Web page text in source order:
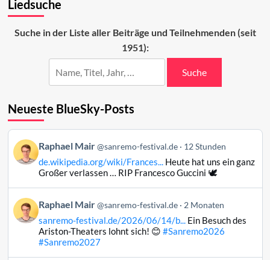
favorisierten
2024
Liedsuche
Suche in der Liste aller Beiträge und Teilnehmenden (seit
1951):
Suche
Neueste BlueSky-Posts
Beitrag
von
Raphael
Bluesky
ansehen
Raphael Mair @sanremo-festival.de 12 Stunden
de.wikipedia.org/wiki/Frances...Heute hat uns ein ganz
Großer verlassen … RIP Francesco Guccini 🕊️
Beitrag
von
Raphael
Raphael Mair @sanremo-festival.de 2 Monaten
sanremo-festival.de/2026/06/14/b...Ein Besuch des
Ariston-Theaters lohnt sich! 😊 #Sanremo2026
#Sanremo2027